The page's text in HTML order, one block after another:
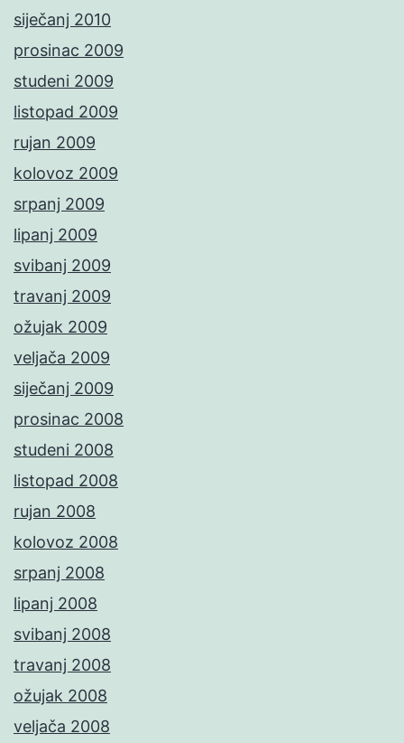
siječanj 2010
prosinac 2009
studeni 2009
listopad 2009
rujan 2009
kolovoz 2009
srpanj 2009
lipanj 2009
svibanj 2009
travanj 2009
ožujak 2009
veljača 2009
siječanj 2009
prosinac 2008
studeni 2008
listopad 2008
rujan 2008
kolovoz 2008
srpanj 2008
lipanj 2008
svibanj 2008
travanj 2008
ožujak 2008
veljača 2008